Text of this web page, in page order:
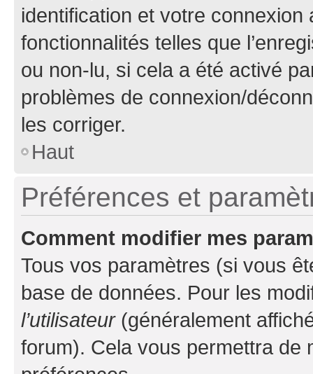
identification et votre
fonctionnalités telles que
ou non-lu, si cela a été activé
problèmes de connexion/
les corriger.
Haut
Préférences et
Comment modifier mes
Tous vos paramètres (si vous
base de données. Pour les
l’utilisateur(généralement
forum). Cela vous permettra de